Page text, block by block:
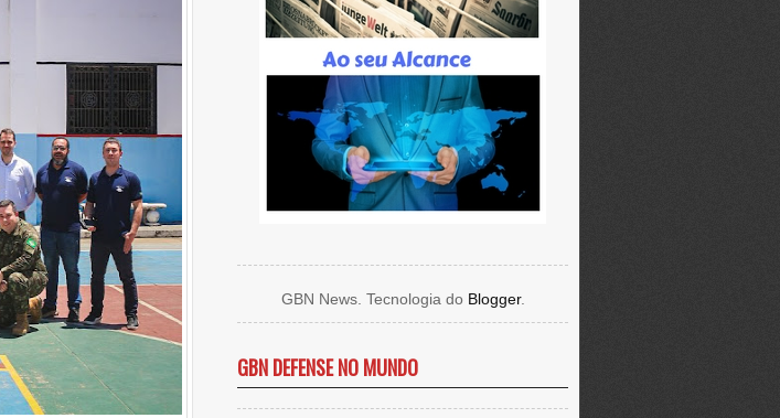
GBN News. Tecnologia do Blogger.
GBN DEFENSE NO MUNDO